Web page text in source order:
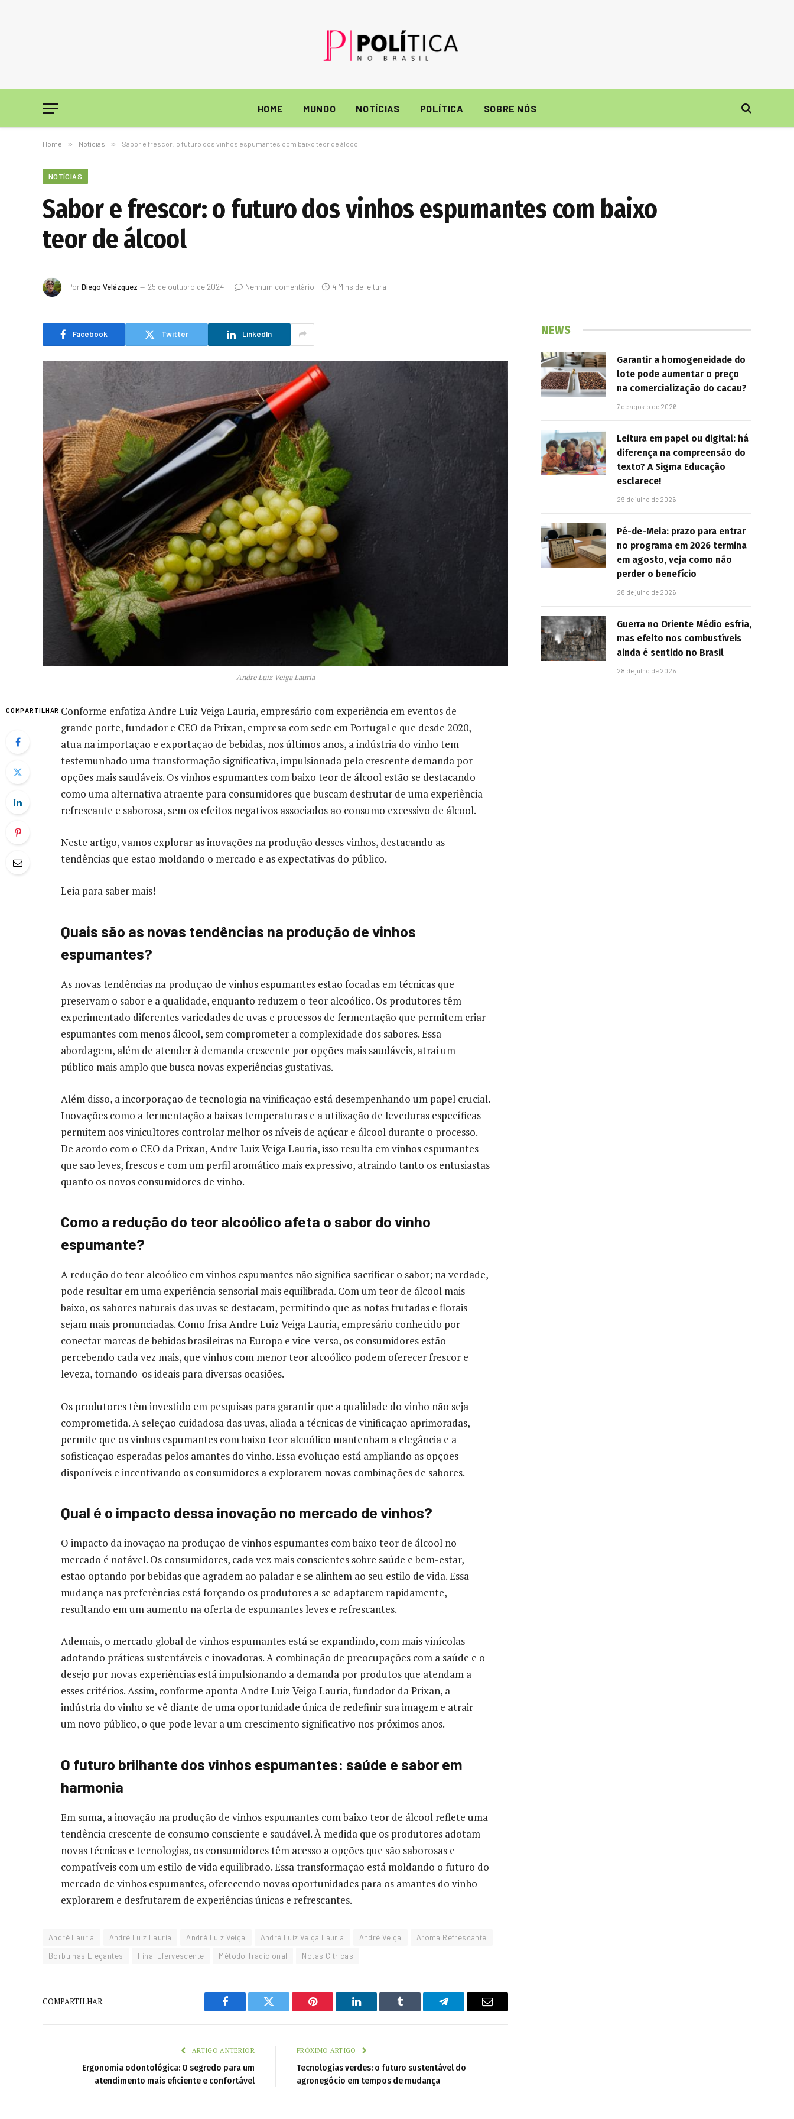
HOME MUNDO NOTÍCIAS POLÍTICA SOBRE NÓS
Home » Notícias » Sabor e frescor: o futuro dos vinhos espumantes com baixo teor de álcool
NOTÍCIAS
Sabor e frescor: o futuro dos vinhos espumantes com baixo
teor de álcool
PorDiego Velázquez 25 de outubro de 2024 Nenhum comentário 4 Mins de leitura
Facebook Twitter LinkedIn
Andre Luiz Veiga Lauria
COMPARTILHAR Conforme enfatiza Andre Luiz Veiga Lauria, empresário com experiência em eventos de
grande porte, fundador e CEO da Prixan, empresa com sede em Portugal e que desde 2020,
atua na importação e exportação de bebidas, nos últimos anos, a indústria do vinho tem
testemunhado uma transformação significativa, impulsionada pela crescente demanda por
opções mais saudáveis. Os vinhos espumantes com baixo teor de álcool estão se destacando
como uma alternativa atraente para consumidores que buscam desfrutar de uma experiência
refrescante e saborosa, sem os efeitos negativos associados ao consumo excessivo de álcool.
Neste artigo, vamos explorar as inovações na produção desses vinhos, destacando as
tendências que estão moldando o mercado e as expectativas do público.
Leia para saber mais!
Quais são as novas tendências na produção de vinhos
espumantes?
As novas tendências na produção de vinhos espumantes estão focadas em técnicas que
preservam o sabor e a qualidade, enquanto reduzem o teor alcoólico. Os produtores têm
experimentado diferentes variedades de uvas e processos de fermentação que permitem criar
espumantes com menos álcool, sem comprometer a complexidade dos sabores. Essa
abordagem, além de atender à demanda crescente por opções mais saudáveis, atrai um
público mais amplo que busca novas experiências gustativas.
Além disso, a incorporação de tecnologia na vinificação está desempenhando um papel crucial.
Inovações como a fermentação a baixas temperaturas e a utilização de leveduras específicas
permitem aos vinicultores controlar melhor os níveis de açúcar e álcool durante o processo.
De acordo com o CEO da Prixan, Andre Luiz Veiga Lauria, isso resulta em vinhos espumantes
que são leves, frescos e com um perfil aromático mais expressivo, atraindo tanto os entusiastas
quanto os novos consumidores de vinho.
Como a redução do teor alcoólico afeta o sabor do vinho
espumante?
A redução do teor alcoólico em vinhos espumantes não significa sacrificar o sabor; na verdade,
pode resultar em uma experiência sensorial mais equilibrada. Com um teor de álcool mais
baixo, os sabores naturais das uvas se destacam, permitindo que as notas frutadas e florais
sejam mais pronunciadas. Como frisa Andre Luiz Veiga Lauria, empresário conhecido por
conectar marcas de bebidas brasileiras na Europa e vice-versa, os consumidores estão
percebendo cada vez mais, que vinhos com menor teor alcoólico podem oferecer frescor e
leveza, tornando-os ideais para diversas ocasiões.
Os produtores têm investido em pesquisas para garantir que a qualidade do vinho não seja
comprometida. A seleção cuidadosa das uvas, aliada a técnicas de vinificação aprimoradas,
permite que os vinhos espumantes com baixo teor alcoólico mantenham a elegância e a
sofisticação esperadas pelos amantes do vinho. Essa evolução está ampliando as opções
disponíveis e incentivando os consumidores a explorarem novas combinações de sabores.
Qual é o impacto dessa inovação no mercado de vinhos?
O impacto da inovação na produção de vinhos espumantes com baixo teor de álcool no
mercado é notável. Os consumidores, cada vez mais conscientes sobre saúde e bem-estar,
estão optando por bebidas que agradem ao paladar e se alinhem ao seu estilo de vida. Essa
mudança nas preferências está forçando os produtores a se adaptarem rapidamente,
resultando em um aumento na oferta de espumantes leves e refrescantes.
Ademais, o mercado global de vinhos espumantes está se expandindo, com mais vinícolas
adotando práticas sustentáveis e inovadoras. A combinação de preocupações com a saúde e o
desejo por novas experiências está impulsionando a demanda por produtos que atendam a
esses critérios. Assim, conforme aponta Andre Luiz Veiga Lauria, fundador da Prixan, a
indústria do vinho se vê diante de uma oportunidade única de redefinir sua imagem e atrair
um novo público, o que pode levar a um crescimento significativo nos próximos anos.
O futuro brilhante dos vinhos espumantes: saúde e sabor em
harmonia
Em suma, a inovação na produção de vinhos espumantes com baixo teor de álcool reflete uma
tendência crescente de consumo consciente e saudável. À medida que os produtores adotam
novas técnicas e tecnologias, os consumidores têm acesso a opções que são saborosas e
compatíveis com um estilo de vida equilibrado. Essa transformação está moldando o futuro do
mercado de vinhos espumantes, oferecendo novas oportunidades para os amantes do vinho
explorarem e desfrutarem de experiências únicas e refrescantes.
André Lauria André Luiz Lauria André Luiz Veiga André Luiz Veiga Lauria André Veiga
Aroma Refrescante
Borbulhas Elegantes
Final Efervescente Método Tradicional Notas Cítricas
COMPARTILHAR.
Facebook Twitter Pinterest LinkedIn Tumblr Telegram Email
ARTIGO ANTERIOR
Ergonomia odontológica: O segredo para um
atendimento mais eficiente e confortável
PRÓXIMO ARTIGO
Tecnologias verdes: o futuro sustentável do
agronegócio em tempos de mudança
NEWS
Garantir a homogeneidade do
lote pode aumentar o preço
na comercialização do cacau?
7 de agosto de 2026
Leitura em papel ou digital: há
diferença na compreensão do
texto? A Sigma Educação
esclarece!
29 de julho de 2026
Pé-de-Meia: prazo para entrar
no programa em 2026 termina
em agosto, veja como não
perder o benefício
28 de julho de 2026
Guerra no Oriente Médio esfria,
mas efeito nos combustíveis
ainda é sentido no Brasil
28 de julho de 2026